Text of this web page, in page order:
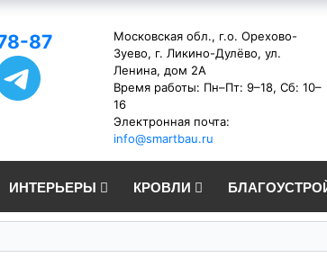
87
Московская обл., г.о. Орехово-
Зуево, г. Ликино-Дулёво, ул.
Ленина, дом 2А
Время работы: Пн–Пт: 9–18, Сб: 10–
16
Электронная почта:
info@smartbau.ru
ИНТЕРЬЕРЫ КРОВЛИ